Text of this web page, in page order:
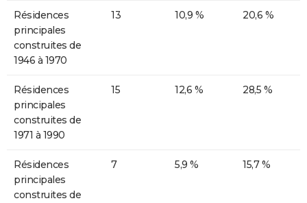
Résidences
principales
construites de
1946 à 1970
13 10,9 % 20,6 %
Résidences
principales
construites de
1971 à 1990
15 12,6 % 28,5 %
Résidences
principales
construites de
7 5,9 % 15,7 %